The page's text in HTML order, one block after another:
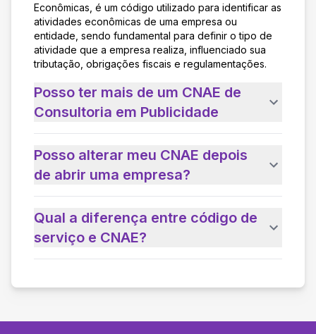
Econômicas, é um código utilizado para identificar as
atividades econômicas de uma empresa ou
entidade, sendo fundamental para definir o tipo de
atividade que a empresa realiza, influenciado sua
tributação, obrigações fiscais e regulamentações.
Posso ter mais de um CNAE de
Consultoria em Publicidade
Posso alterar meu CNAE depois
de abrir uma empresa?
Qual a diferença entre código de
serviço e CNAE?